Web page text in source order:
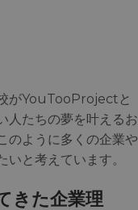
がYouTooProjectと
人たちの夢を叶えるお
のように多くの企業や
と考えています。
きた企業理